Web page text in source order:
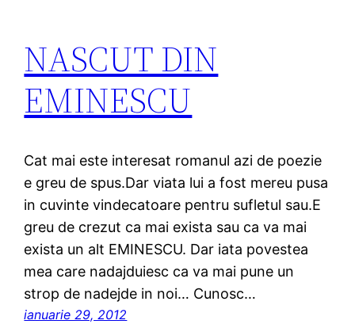
NASCUT DIN
EMINESCU
Cat mai este interesat romanul azi de poezie
e greu de spus.Dar viata lui a fost mereu pusa
in cuvinte vindecatoare pentru sufletul sau.E
greu de crezut ca mai exista sau ca va mai
exista un alt EMINESCU. Dar iata povestea
mea care nadajduiesc ca va mai pune un
strop de nadejde in noi… Cunosc…
ianuarie 29, 2012